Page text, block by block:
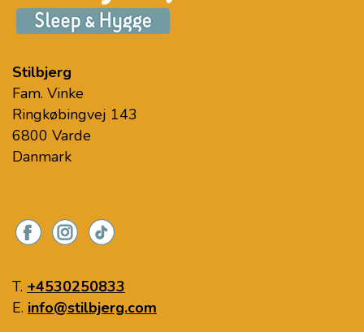
Stilbjerg
Fam. Vinke
Ringkøbingvej 143
6800 Varde
Danmark
T. +4530250833
E. info@stilbjerg.com